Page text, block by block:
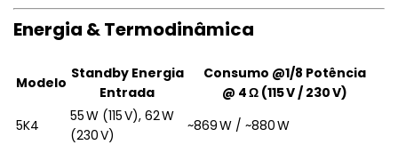
Energia & Termodinâmica
Modelo
Standby Energia
Entrada
Consumo @1/8 Potência
@ 4 Ω (115 V / 230 V)
5K4
55 W (115 V), 62 W
(230 V)
~869 W / ~880 W